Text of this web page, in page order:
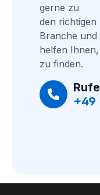
gerne zu
den
Branche und
helfen
zu finden.
+49